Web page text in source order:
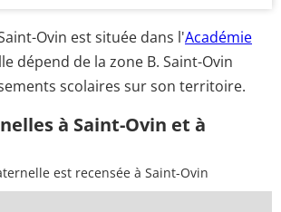
Ovin est située dans l'Académie
dépend de la zone B. Saint-Ovin
scolaires sur son territoire.
à Saint-Ovin et à
est recensée à Saint-Ovin